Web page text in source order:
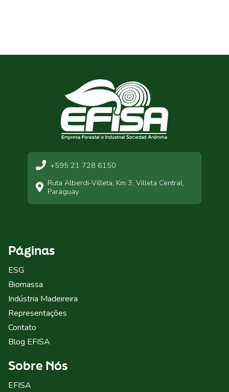
+595 21 728 6150
Ruta Alberdi-Villeta, Km 3, Villeta Central,
Paraguay
Páginas
ESG
Biomassa
Indústria Madeireira
Representações
Contato
Blog EFISA
Sobre Nós
EFISA